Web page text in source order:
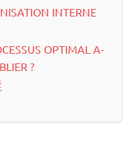
INTERNE
OPTIMAL A-
?